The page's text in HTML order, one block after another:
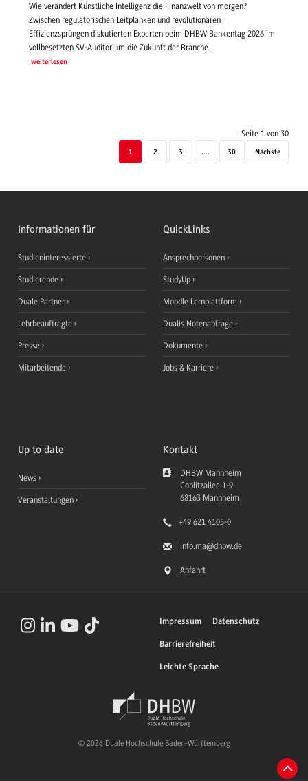
Wie verändert Künstliche Intelligenz die Finanzwelt von morgen?
Zwischen regulatorischen Leitplanken und revolutionären
Effizienzsprüngen diskutierten Experten beim DHBW Bankentag 2026 im
vollbesetzten SV-Auditorium die Zukunft der Branche.
weiterlesen
Seite 1 von 30
1 2 3 .... 30 Nächste
Informationen für
Studieninteressierte
Studierende
Duale Partner
Lehrbeauftragte
Presse
Mitarbeitende
QuickLinks
Ansprechpersonen
StudyUp
Moodle Lernplattform
Dualis Notenabfrage
Dokumente
Jobs & Karriere
Up to date
News
Veranstaltungen
Kontakt
DHBW Mannheim
Coblitzallee 1-9
68163 Mannheim
+49 621 4105-0
info.ma@dhbw.de
Anfahrt
Impressum Datenschutz
Barrierefreiheit
Leichte Sprache
© 2026 Duale Hochschule Baden-Württemberg
Zum